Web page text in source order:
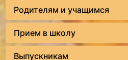
Родителям и учащимся
Прием в школу
Выпускникам